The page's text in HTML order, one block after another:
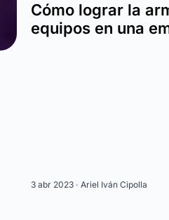
Cómo lograr la
equipos en una
3 abr 2023 · Ariel Iván Cipolla